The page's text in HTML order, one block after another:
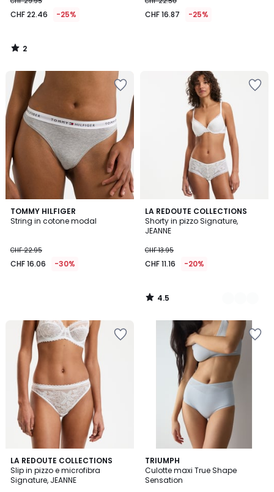
CHF 22.46 -25%
2
/
CHF 16.87 -25%
TOMMY HILFIGER
String in cotone modal
CHF 22.95
CHF 16.06 -30%
LA REDOUTE COLLECTIONS
Shorty in pizzo Signature,
JEANNE
CHF 13.95
CHF 11.16 -20%
4.5
/ 5
4
Colori
4.5
/
LA REDOUTE COLLECTIONS
Slip in pizzo e microfibra
Signature, JEANNE
4.8
/ 5
5
Colori
TRIUMPH
Culotte maxi True Shape
Sensation
5
/
5